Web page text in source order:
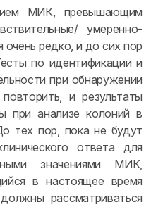
МИК, превышающим
умеренно-
очень редко, и до сих пор
по идентификации и
при обнаружении
и результаты
при анализе колоний в
тех пор, пока не будут
ответа для
значениями МИК,
в настоящее время
рассматриваться